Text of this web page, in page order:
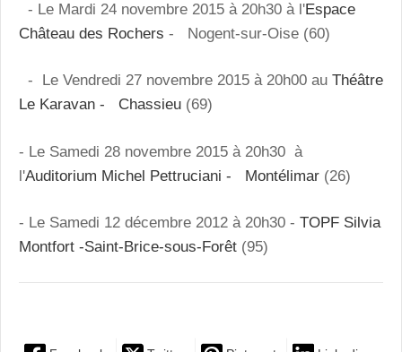
- Le Mardi 24 novembre 2015 à 20h30 à l'Espace
Château des Rochers - Nogent-sur-Oise (60)
- Le Vendredi 27 novembre 2015 à 20h00 au Théâtre
Le Karavan - Chassieu (69)
- Le Samedi 28 novembre 2015 à 20h30 à
l'Auditorium Michel Pettruciani - Montélimar (26)
- Le Samedi 12 décembre 2012 à 20h30 - TOPF Silvia
Montfort -Saint-Brice-sous-Forêt (95)